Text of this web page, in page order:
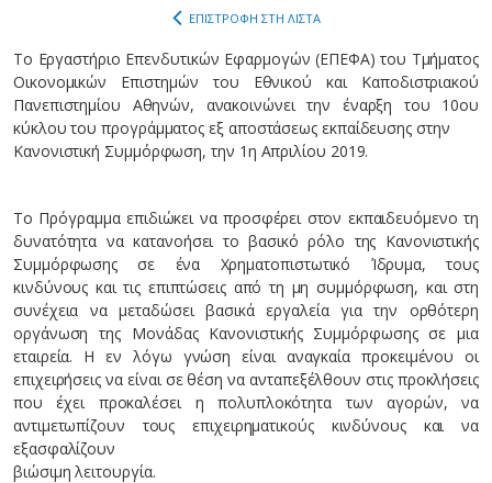
ΕΠΙΣΤΡΟΦΗ ΣΤΗ ΛΙΣΤΑ
Το Εργαστήριο Επενδυτικών Εφαρμογών (ΕΠΕΦΑ) του Τμήματος
Οικονομικών Επιστημών του Εθνικού και Καποδιστριακού
Πανεπιστημίου Αθηνών, ανακοινώνει την έναρξη του 10ου
κύκλου του προγράμματος εξ αποστάσεως εκπαίδευσης στην
Κανονιστική Συμμόρφωση, την 1η Απριλίου 2019.
Το Πρόγραμμα επιδιώκει να προσφέρει στον εκπαιδευόμενο τη
δυνατότητα να κατανοήσει το βασικό ρόλο της Κανονιστικής
Συμμόρφωσης σε ένα Χρηματοπιστωτικό Ίδρυμα, τους
κινδύνους και τις επιπτώσεις από τη μη συμμόρφωση, και στη
συνέχεια να μεταδώσει βασικά εργαλεία για την ορθότερη
οργάνωση της Μονάδας Κανονιστικής Συμμόρφωσης σε μια
εταιρεία. Η εν λόγω γνώση είναι αναγκαία προκειμένου οι
επιχειρήσεις να είναι σε θέση να ανταπεξέλθουν στις προκλήσεις
που έχει προκαλέσει η πολυπλοκότητα των αγορών, να
αντιμετωπίζουν τους επιχειρηματικούς κινδύνους και να
εξασφαλίζουν
βιώσιμη λειτουργία.